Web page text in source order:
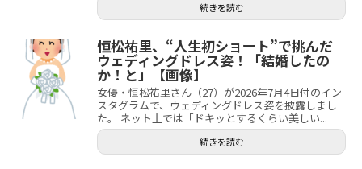
続きを読む
恒松祐里、“人生初ショート”で挑んだ
ウェディングドレス姿！「結婚したの
か！と」【画像】
女優・恒松祐里さん（27）が2026年7月4日付のイン
スタグラムで、ウェディングドレス姿を披露しまし
た。 ネット上では「ドキッとするくらい美しい...
続きを読む